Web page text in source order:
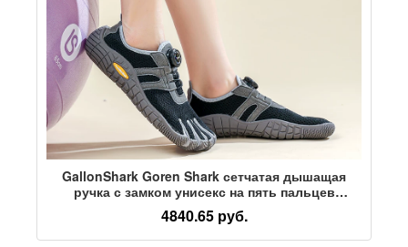
GallonShark Goren Shark сетчатая дышащая
ручка с замком унисекс на пять пальцев
повседневная спортивная обувь для фитнеса
4840.65 руб.